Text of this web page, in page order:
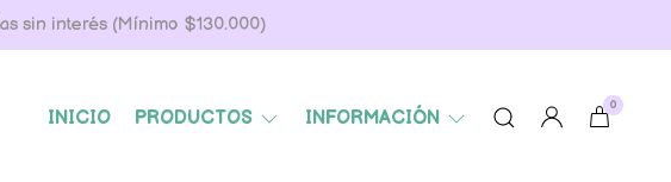
sin interés (Mínimo $130.000)
INICIO PRODUCTOS INFORMACIÓN
0